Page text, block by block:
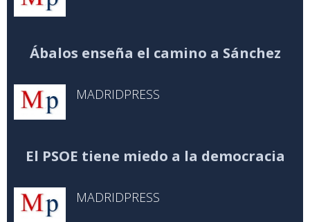
Ábalos enseña el camino a Sánchez
MADRIDPRESS
El PSOE tiene miedo a la democracia
MADRIDPRESS